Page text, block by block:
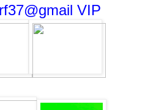
VIP